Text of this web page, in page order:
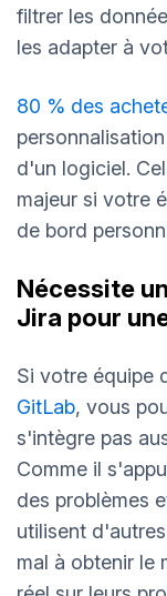
filtrer les
les adapter à
80 % des
d'un logiciel.
majeur si votre
de bord
Nécessite
Jira pour
Si votre équipe
GitLab, vous
s'intègre pas
Comme il
des problèmes
utilisent
mal à obtenir le